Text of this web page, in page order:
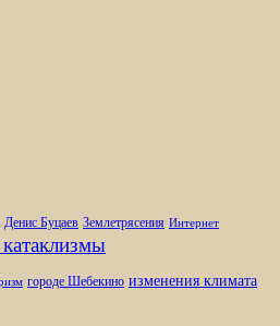
Денис Буцаев Землетрясения Интернет
городе Шебекино изменения климата